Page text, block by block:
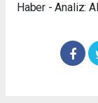
Haber - Analiz: